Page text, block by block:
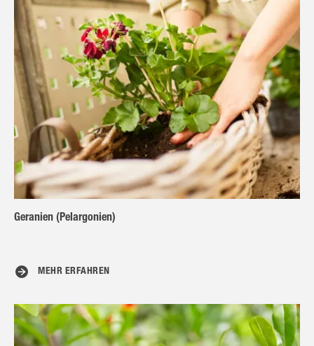
Geranien (Pelargonien)
MEHR ERFAHREN